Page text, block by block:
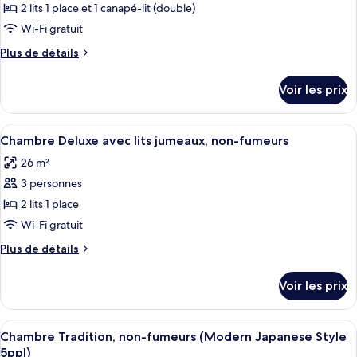
lit
pour
ce
type
de
Chambre
Standard
avec
lits
jumeaux,
non-
fumeurs
2 lits 1 place et 1 canapé-lit (double)
Wi-Fi gratuit
Plus de détails
Plus
le
type
de
Chambre
Standard
lits
jumeaux,
fumeurs
Voir les prix
Afficher
toutes
les
photos
pour
ce
type
de
Chambre
Deluxe
avec
lits
Une chambre d’hôtel avec deux lits,
2
Chambre Deluxe avec lits jumeaux, non-fumeurs
26 m²
3 personnes
2 lits 1 place
Wi-Fi gratuit
Plus de détails
Plus
le
type
de
chambre
Voir les prix
Afficher
toutes
Une chambre d’hôtel avec deux lits,
2
Chambre Tradition, non-fumeurs (Modern Japanese Style
5ppl)